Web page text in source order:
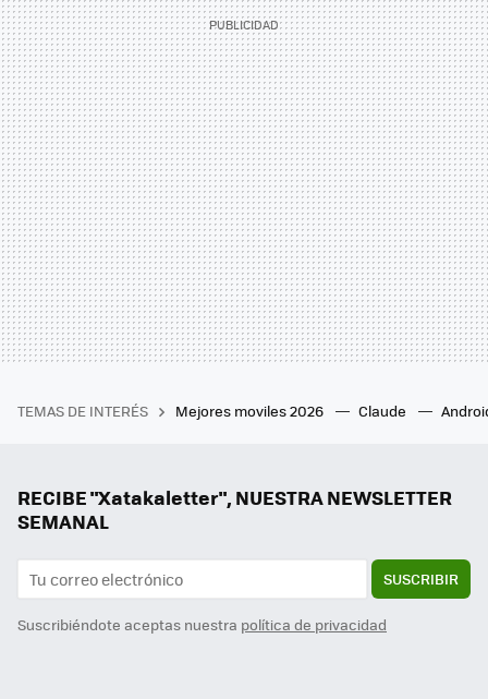
TEMAS DE INTERÉS Mejores moviles 2026 Claude
RECIBE "Xatakaletter", NUESTRA NEWSLETTER
SEMANAL
SUSCRIBIR
Suscribiéndote aceptas nuestra política de privacidad